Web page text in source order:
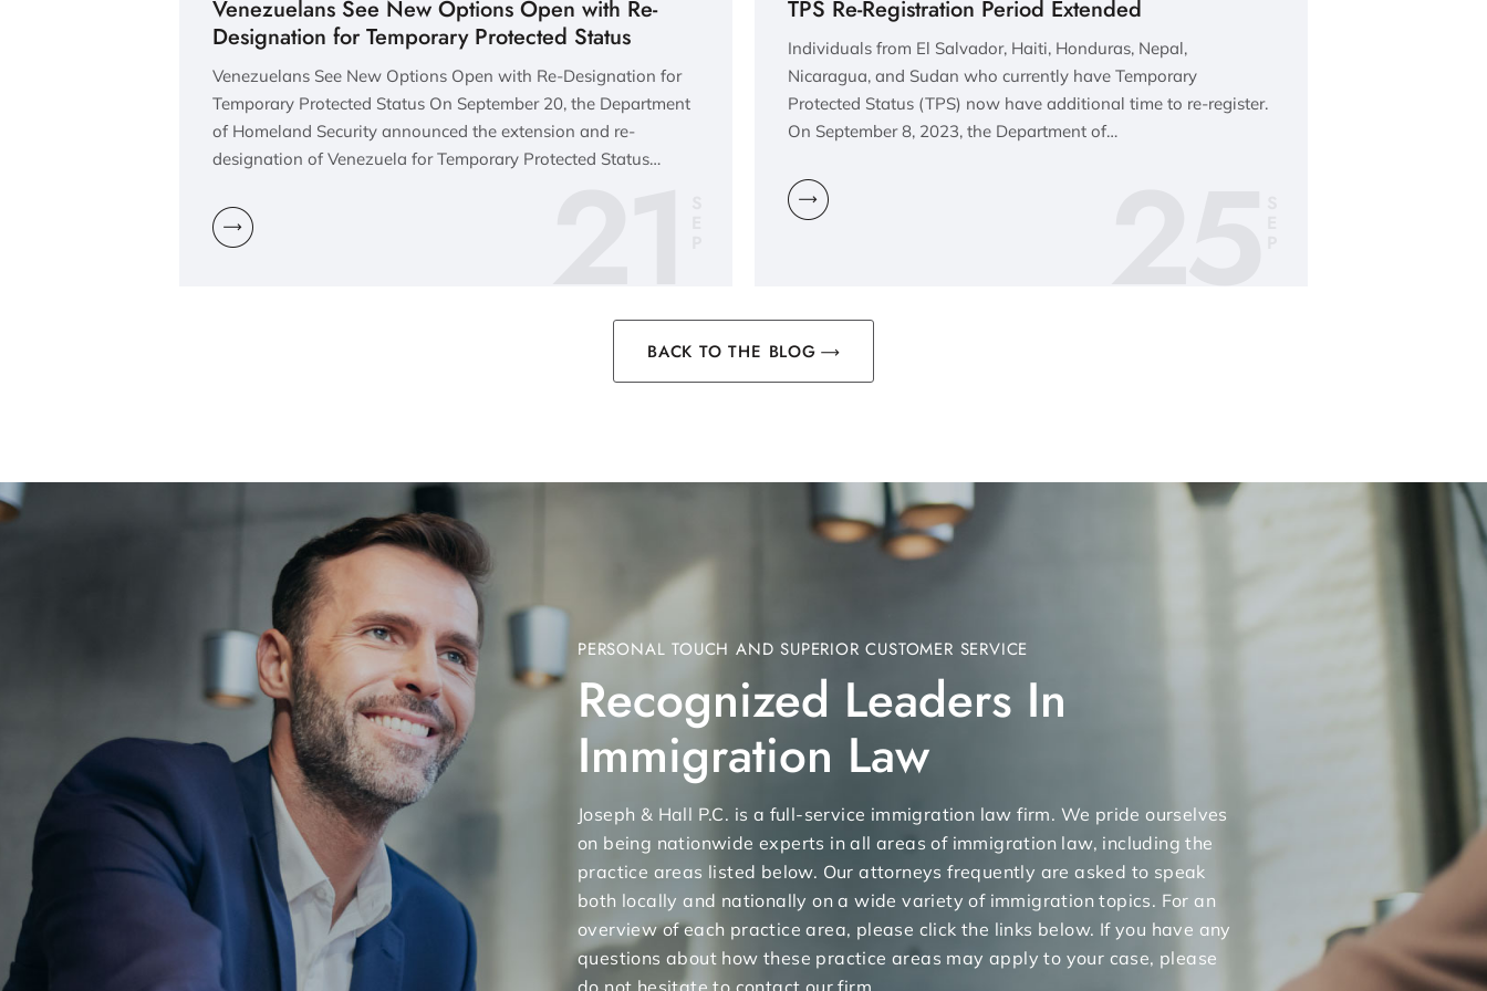
Venezuelans See New Options Open with Re-
Designation for Temporary Protected Status
Venezuelans See New Options Open with Re-Designation for
Temporary Protected Status On September 20, the Department
of Homeland Security announced the extension and re-
designation of Venezuela for Temporary Protected Status…
21
TPS Re-Registration Period Extended
Individuals from El Salvador, Haiti, Honduras, Nepal,
Nicaragua, and Sudan who currently have Temporary
Protected Status (TPS) now have additional time to re-register.
On September 8, 2023, the Department of…
25
BACK TO THE BLOG
PERSONAL TOUCH AND SUPERIOR CUSTOMER SERVICE
Recognized Leaders In
Immigration Law
Joseph & Hall P.C. is a full-service immigration law firm. We pride ourselves
on being nationwide experts in all areas of immigration law, including the
practice areas listed below. Our attorneys frequently are asked to speak
both locally and nationally on a wide variety of immigration topics. For an
overview of each practice area, please click the links below. If you have any
questions about how these practice areas may apply to your case, please
do not hesitate to contact our firm.